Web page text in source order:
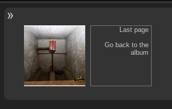
Last page
Go back to the
album